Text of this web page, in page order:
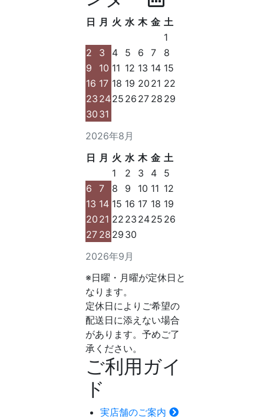
2026年8月
日 月 火 水 木 金 土
1
2
3 4 5 6 7
8
9
10 11 12 13 14 15
16 17 18 19 20 21 22
23 2425 26 27 28 29
30 31
2026年9月
日 月 火 水 木 金 土
1
2 3 4
5
6
7 8 9 10 11 12
13 14 15 16 17 18 19
20 21 22 23 2425 26
27 28 29 30
※日曜・月曜が定休日と
なります。
定休日によりご希望の
配送日に添えない場合
があります。予めご了
承ください。
ご利用ガイ
ド
実店舗のご案内